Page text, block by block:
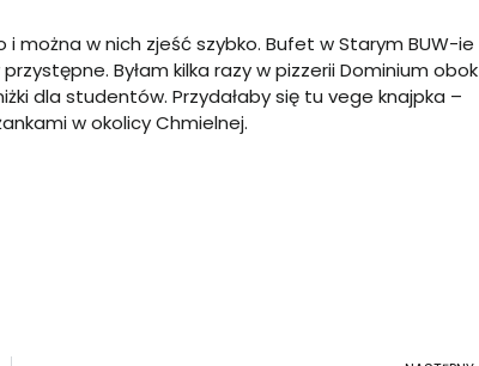
i można w nich zjeść szybko. Bufet w Starym BUW-ie
Byłam kilka razy w pizzerii Dominium obok
dla studentów. Przydałaby się tu vege knajpka –
w okolicy Chmielnej.